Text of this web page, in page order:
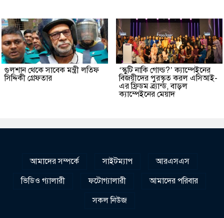
গুলশান থেকে সাবেক মন্ত্রী লতিফ
সিদ্দিকী গ্রেফতার
‘স্কুটি নাকি গোল্ড?’ ক্যাম্পেইনের
বিজয়ীদের পুরস্কৃত করল এসিআই-
এর ফ্রিডম ব্র্যান্ড, বাড়ল
ক্যাম্পেইনের মেয়াদ
আমাদের সম্পর্কে সাইটম্যাপ
আরএসএস
ভিডিও গ্যালারী
ফটোগ্যালারী
আমাদের পরিবার
সকল নিউজ